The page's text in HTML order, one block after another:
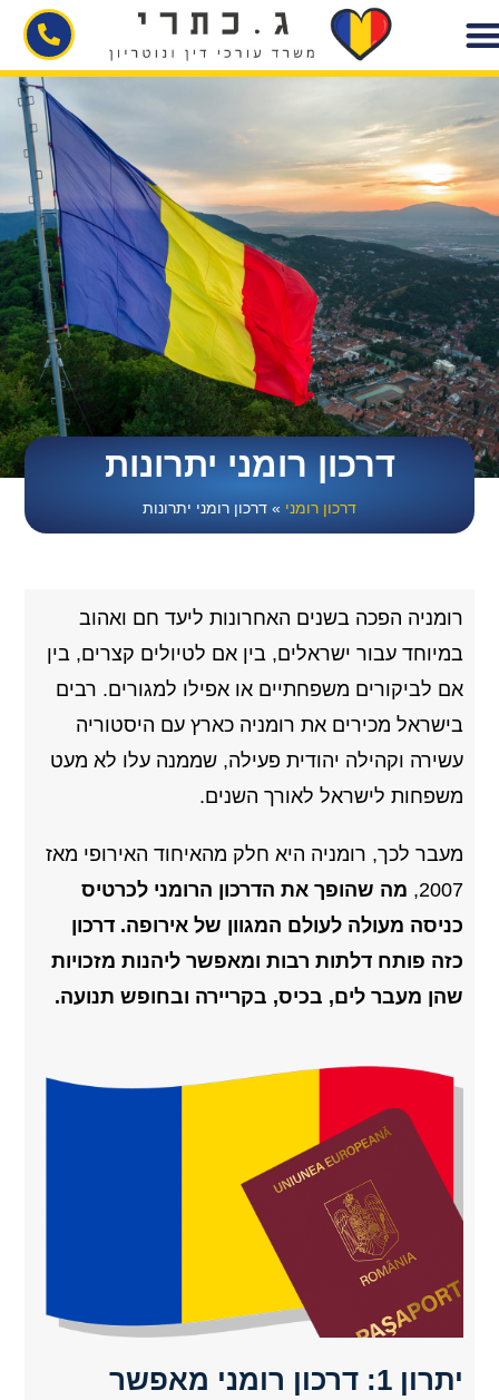
דרכון רומני יתרונות
דרכון רומני » דרכון רומני יתרונות
רומניה הפכה בשנים האחרונות ליעד חם ואהוב
במיוחד עבור ישראלים, בין אם לטיולים קצרים, בין
אם לביקורים משפחתיים או אפילו למגורים. רבים
בישראל מכירים את רומניה כארץ עם היסטוריה
עשירה וקהילה יהודית פעילה, שממנה עלו לא מעט
משפחות לישראל לאורך השנים.
מעבר לכך, רומניה היא חלק מהאיחוד האירופי מאז
2007, מה שהופך את הדרכון הרומני לכרטיס
כניסה מעולה לעולם המגוון של אירופה. דרכון
כזה פותח דלתות רבות ומאפשר ליהנות מזכויות
שהן מעבר לים, בכיס, בקריירה ובחופש תנועה.
יתרון 1: דרכון רומני מאפשר